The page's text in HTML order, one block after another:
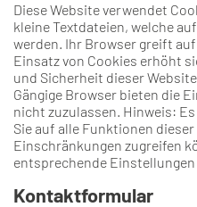
Diese Website verwendet
kleine Textdateien, welche
werden. Ihr Browser greift
Einsatz von Cookies erhöht
und Sicherheit dieser
Gängige Browser bieten die
nicht zuzulassen. Hinweis:
Sie auf alle Funktionen
Einschränkungen zugreifen
entsprechende
Kontaktformular